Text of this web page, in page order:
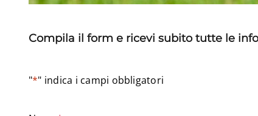
Compila il form e ricevi subito tutte le
"*" indica i campi obbligatori